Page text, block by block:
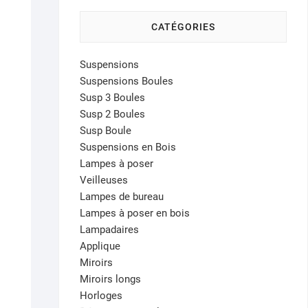
CATÉGORIES
Suspensions
Suspensions Boules
Susp 3 Boules
Susp 2 Boules
Susp Boule
Suspensions en Bois
Lampes à poser
Veilleuses
Lampes de bureau
Lampes à poser en bois
Lampadaires
Applique
Miroirs
Miroirs longs
Horloges